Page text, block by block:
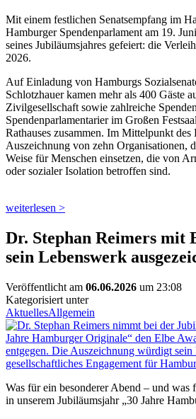
Mit einem festlichen Senatsempfang im
Hamburger Spendenparlament am 19.
seines Jubiläumsjahres gefeiert: die
2026.
Auf Einladung von Hamburgs
Schlotzhauer kamen mehr als 400 Gäste
Zivilgesellschaft sowie zahlreiche
Spendenparlamentarier im Großen
Rathauses zusammen. Im Mittelpunkt des
Auszeichnung von zehn Organisationen,
Weise für Menschen einsetzen, die von
oder sozialer Isolation betroffen sind.
weiterlesen >
Dr. Stephan Reimers mit
sein Lebenswerk
Veröffentlicht am 06.06.2026 um 23:08
Kategorisiert unter
AktuellesAllgemein
Was für ein besonderer Abend – und
in unserem Jubiläumsjahr „30 Jahre